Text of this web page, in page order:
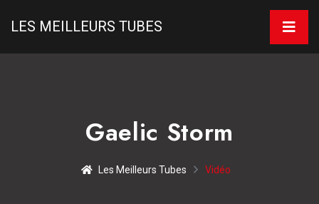
LES MEILLEURS TUBES
Gaelic Storm
Les Meilleurs Tubes Vidéo